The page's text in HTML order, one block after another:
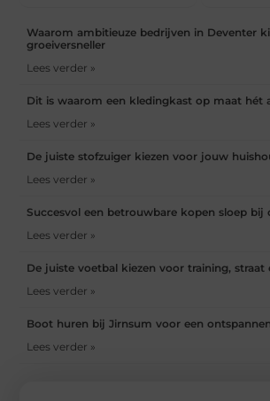
Waarom ambitieuze bedrijven in Deventer
groeiversneller
Lees verder »
Dit is waarom een kledingkast op maat hét
Lees verder »
De juiste stofzuiger kiezen voor jouw
Lees verder »
Succesvol een betrouwbare kopen sloep bij
Lees verder »
De juiste voetbal kiezen voor training, straat
Lees verder »
Boot huren bij Jirnsum voor een
Lees verder »